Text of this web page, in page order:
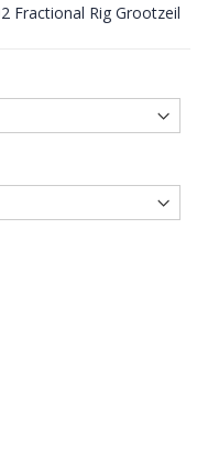
Fractional Rig Grootzeil